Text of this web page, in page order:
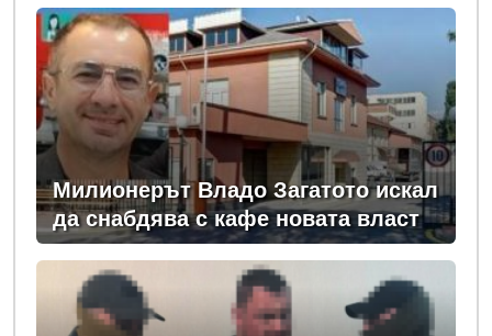
Милионерът Владо Загатото искал
да снабдява с кафе новата власт